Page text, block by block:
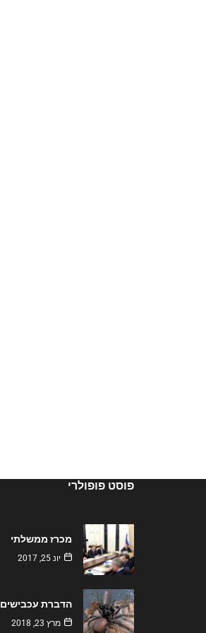
פוסט פופולרי
מכרז ממשלתי
יונ 25, 2017
הדברת עכבישים
מרץ 23, 2018